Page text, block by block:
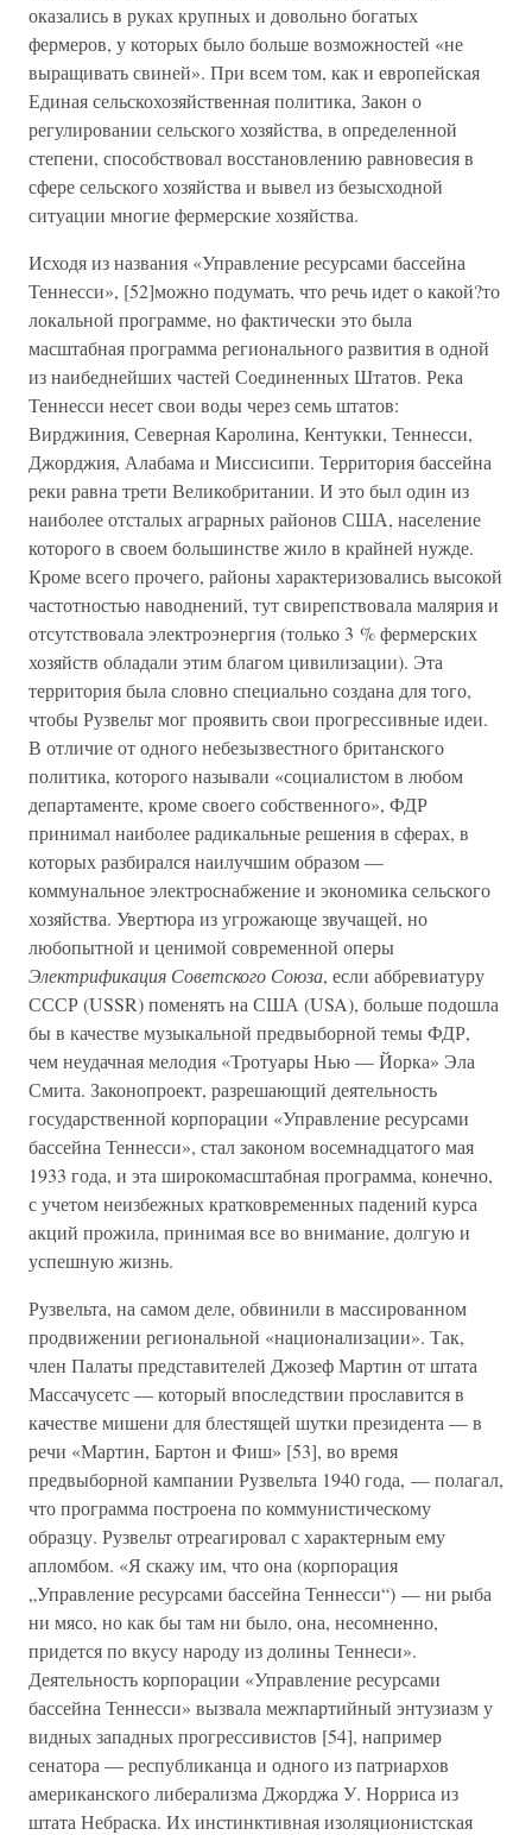
оказались в руках крупных и довольно богатых
фермеров, у которых было больше возможностей «не
выращивать свиней». При всем том, как и европейская
Единая сельскохозяйственная политика, Закон о
регулировании сельского хозяйства, в определенной
степени, способствовал восстановлению равновесия в
сфере сельского хозяйства и вывел из безысходной
ситуации многие фермерские хозяйства.
Исходя из названия «Управление ресурсами бассейна
Теннесси», [52]можно подумать, что речь идет о какой?то
локальной программе, но фактически это была
масштабная программа регионального развития в одной
из наибеднейших частей Соединенных Штатов. Река
Теннесси несет свои воды через семь штатов:
Вирджиния, Северная Каролина, Кентукки, Теннесси,
Джорджия, Алабама и Миссисипи. Территория бассейна
реки равна трети Великобритании. И это был один из
наиболее отсталых аграрных районов США, население
которого в своем большинстве жило в крайней нужде.
Кроме всего прочего, районы характеризовались высокой
частотностью наводнений, тут свирепствовала малярия и
отсутствовала электроэнергия (только 3 % фермерских
хозяйств обладали этим благом цивилизации). Эта
территория была словно специально создана для того,
чтобы Рузвельт мог проявить свои прогрессивные идеи.
В отличие от одного небезызвестного британского
политика, которого называли «социалистом в любом
департаменте, кроме своего собственного», ФДР
принимал наиболее радикальные решения в сферах, в
которых разбирался наилучшим образом —
коммунальное электроснабжение и экономика сельского
хозяйства. Увертюра из угрожающе звучащей, но
любопытной и ценимой современной оперы
Электрификация Советского Союза, если аббревиатуру
СССР (USSR) поменять на США (USA), больше подошла
бы в качестве музыкальной предвыборной темы ФДР,
чем неудачная мелодия «Тротуары Нью — Йорка» Эла
Смита. Законопроект, разрешающий деятельность
государственной корпорации «Управление ресурсами
бассейна Теннесси», стал законом восемнадцатого мая
1933 года, и эта широкомасштабная программа, конечно,
с учетом неизбежных кратковременных падений курса
акций прожила, принимая все во внимание, долгую и
успешную жизнь.
Рузвельта, на самом деле, обвинили в массированном
продвижении региональной «национализации». Так,
член Палаты представителей Джозеф Мартин от штата
Массачусетс — который впоследствии прославится в
качестве мишени для блестящей шутки президента — в
речи «Мартин, Бартон и Фиш» [53], во время
предвыборной кампании Рузвельта 1940 года, — полагал,
что программа построена по коммунистическому
образцу. Рузвельт отреагировал с характерным ему
апломбом. «Я скажу им, что она (корпорация
„Управление ресурсами бассейна Теннесси“) — ни рыба
ни мясо, но как бы там ни было, она, несомненно,
придется по вкусу народу из долины Теннеси».
Деятельность корпорации «Управление ресурсами
бассейна Теннесси» вызвала межпартийный энтузиазм у
видных западных прогрессивистов [54], например
сенатора — республиканца и одного из патриархов
американского либерализма Джорджа У. Норриса из
штата Небраска. Их инстинктивная изоляционистская